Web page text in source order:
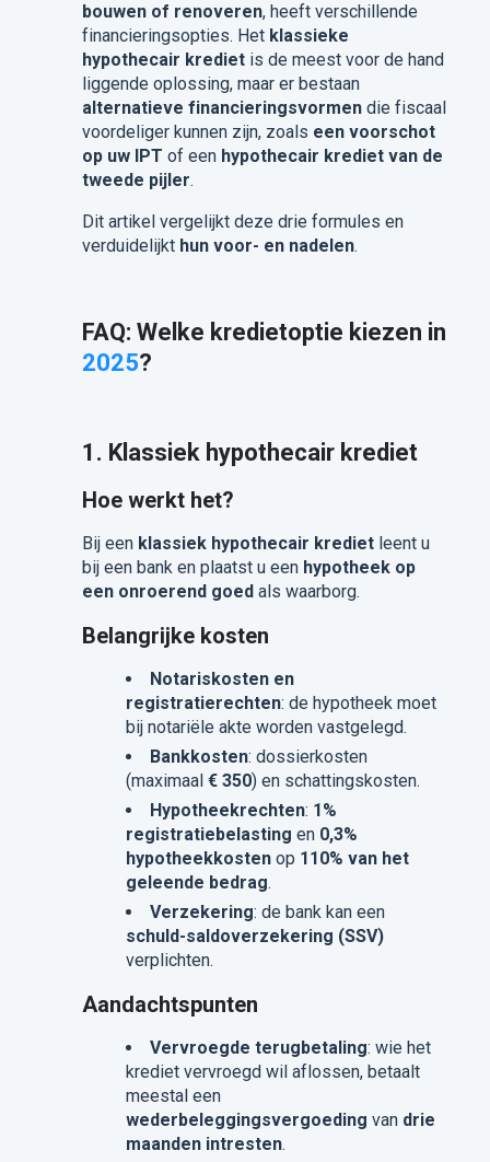
bouwen of renoveren, heeft verschillende
financieringsopties. Het klassieke
hypothecair kredietis de meest voor de hand
liggende oplossing, maar er bestaan
alternatieve financieringsvormendie fiscaal
voordeliger kunnen zijn, zoals een voorschot
op uw IPT of een hypothecair krediet van de
tweede pijler.
Dit artikel vergelijkt deze drie formules en
verduidelijkt hun voor- en nadelen.
FAQ: Welke kredietoptie kiezen in
2025?
1. Klassiek hypothecair krediet
Hoe werkt het?
Bij een klassiek hypothecair kredietleent u
bij een bank en plaatst u een hypotheek op
een onroerend goedals waarborg.
Belangrijke kosten
Notariskosten en
registratierechten: de hypotheek moet
bij notariële akte worden vastgelegd.
Bankkosten: dossierkosten
(maximaal € 350) en schattingskosten.
Hypotheekrechten: 1%
registratiebelasting en 0,3%
hypotheekkostenop 110% van het
geleende bedrag.
Verzekering: de bank kan een
schuld-saldoverzekering (SSV)
verplichten.
Aandachtspunten
Vervroegde terugbetaling: wie het
krediet vervroegd wil aflossen, betaalt
meestal een
wederbeleggingsvergoeding van drie
maanden intresten.